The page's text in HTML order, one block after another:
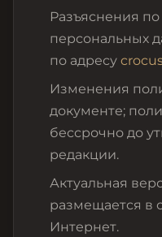
Разъяснения
персональных
по адресу
Изменения
документе;
бессрочно до
редакции.
Актуальная
размещается в
Интернет.